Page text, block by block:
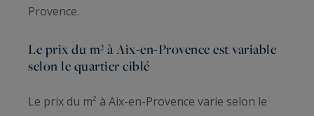
Provence.
Le prix du m² à Aix-en-Provence est variable
selon le quartier ciblé
Le prix du m² à Aix-en-Provence varie selon le